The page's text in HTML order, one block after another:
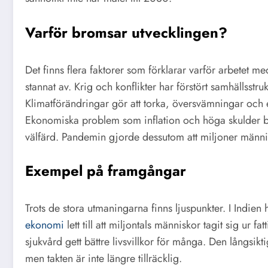
Varför bromsar utvecklingen?
Det finns flera faktorer som förklarar varför arbetet
stannat av. Krig och konflikter har förstört
Klimatförändringar gör att torka, översvämningar
Ekonomiska problem som inflation och höga skulder
välfärd. Pandemin gjorde dessutom att miljoner
Exempel på framgångar
Trots de stora utmaningarna finns ljuspunkter. I
ekonomi lett till att miljontals människor tagit sig ur
sjukvård gett bättre livsvillkor för många. Den
men takten är inte längre tillräcklig.